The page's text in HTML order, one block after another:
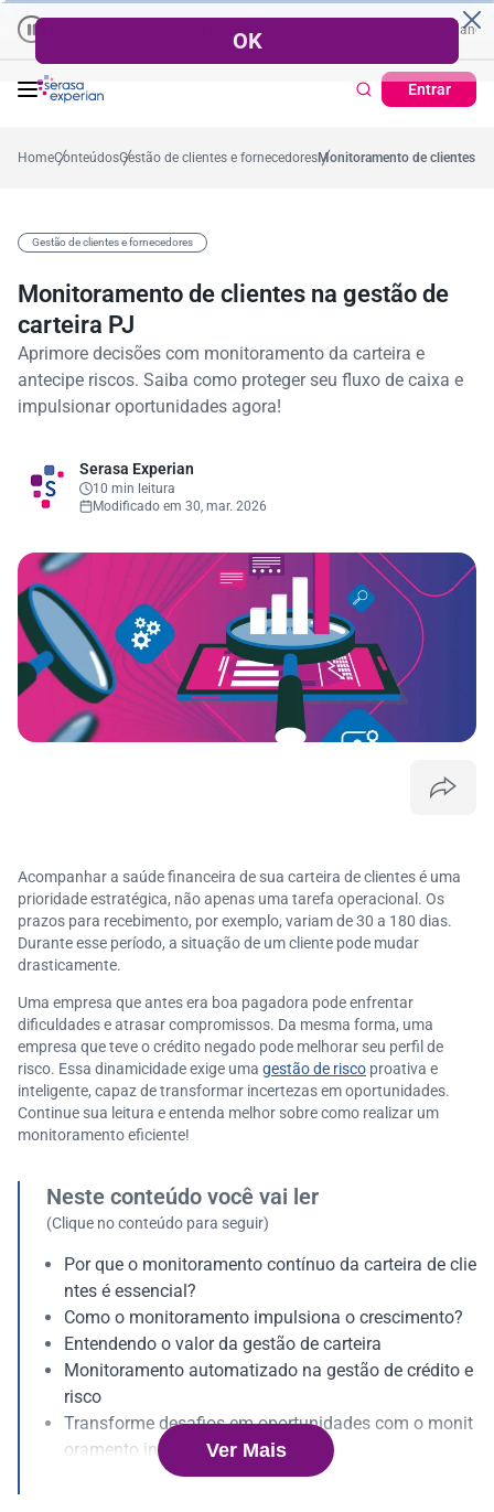
Empresas | Recuperação de Crédito
Entrar
57,2% Cartão de Crédito | Cadastro
HomeConteúdosGestão de clientes e fornecedoresMonitoramento de clientes
Gestão de clientes e fornecedores
Monitoramento de clientes na gestão de
carteira PJ
Aprimore decisões com monitoramento da carteira e
antecipe riscos. Saiba como proteger seu fluxo de caixa e
impulsionar oportunidades agora!
Serasa Experian
10 min leitura
Modificado em 30, mar. 2026
Acompanhar a saúde financeira de sua carteira de clientes é uma
prioridade estratégica, não apenas uma tarefa operacional. Os
prazos para recebimento, por exemplo, variam de 30 a 180 dias.
Durante esse período, a situação de um cliente pode mudar
drasticamente.
Uma empresa que antes era boa pagadora pode enfrentar
dificuldades e atrasar compromissos. Da mesma forma, uma
empresa que teve o crédito negado pode melhorar seu perfil de
risco. Essa dinamicidade exige uma gestão de risco proativa e
inteligente, capaz de transformar incertezas em oportunidades.
Continue sua leitura e entenda melhor sobre como realizar um
monitoramento eficiente!
Neste conteúdo você vai ler
(Clique no conteúdo para seguir)
Por que o monitoramento contínuo da carteira de clie
ntes é essencial?
Como o monitoramento impulsiona o crescimento?
Entendendo o valor da gestão de carteira
Monitoramento automatizado na gestão de crédito e
risco
Transforme desafios em oportunidades com o monit
oramento inteligente
Na prática, quais os ganhos do monitoramento de cli
Ver Mais